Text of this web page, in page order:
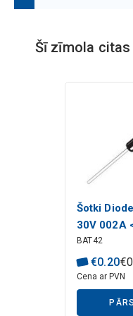
Šī zīmola
Šotki
30V 002A
BAT42
€0.20€0
Cena ar PVN